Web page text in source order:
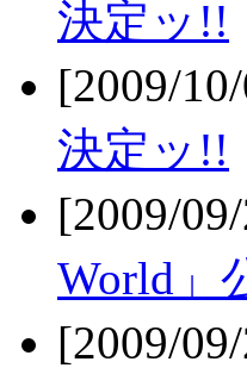
決定ッ!!
[2009/
決定ッ!!
[2009/
World」
[2009/